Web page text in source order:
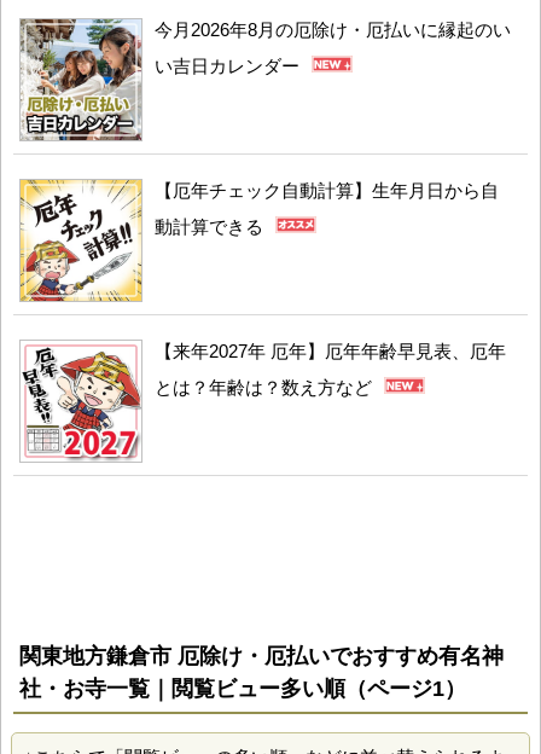
今月2026年8月の厄除け・厄払いに縁起のい
い吉日カレンダー
【厄年チェック自動計算】生年月日から自
動計算できる
【来年2027年 厄年】厄年年齢早見表、厄年
とは？年齢は？数え方など
関東地方鎌倉市 厄除け・厄払いでおすすめ有名神
社・お寺一覧｜閲覧ビュー多い順（ページ1）